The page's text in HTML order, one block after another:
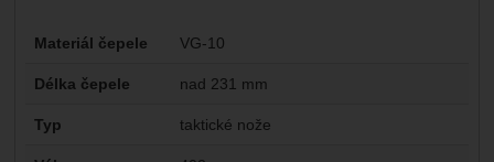
Parametry
Materiál čepele VG-10
Délka čepele nad 231 mm
Typ taktické nože